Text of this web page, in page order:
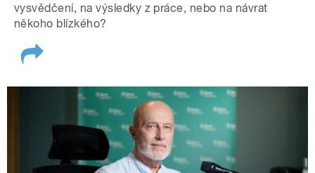
vysvědčení, na výsledky z práce, nebo na návrat
někoho blízkého?